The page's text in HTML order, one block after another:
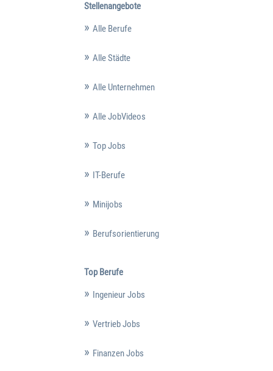
Stellenangebote
Alle Berufe
Alle Städte
Alle Unternehmen
Alle JobVideos
Top Jobs
IT-Berufe
Minijobs
Berufsorientierung
Top Berufe
Ingenieur Jobs
Vertrieb Jobs
Finanzen Jobs